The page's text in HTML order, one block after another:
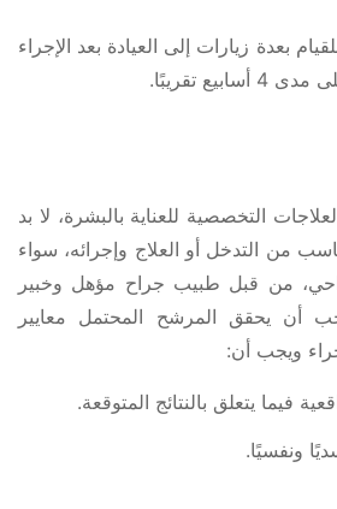
بعدة زيارات إلى العيادة بعد الإجراء
تقريبًا.
التخصصية للعناية بالبشرة، لا بد
من التدخل أو العلاج وإجرائه، سواء
من قبل طبيب جراح مؤهل وخبير
أن يحقق المرشح المحتمل معايير
ويجب أن:
فيما يتعلق بالنتائج المتوقعة.
ونفسيًا.